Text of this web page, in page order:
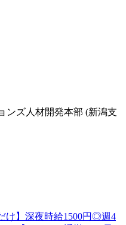
ンズ人材開発本部 (新潟支
け】深夜時給1500円◎週4